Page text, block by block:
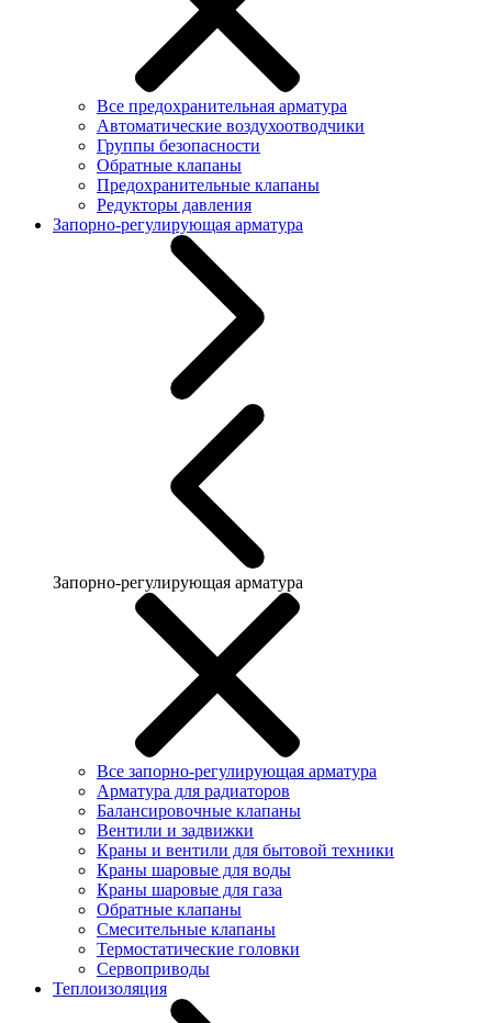
Все предохранительная арматура
Автоматические воздухоотводчики
Группы безопасности
Обратные клапаны
Предохранительные клапаны
Редукторы давления
Запорно-регулирующая арматура
Запорно-регулирующая арматура
Все запорно-регулирующая арматура
Арматура для радиаторов
Балансировочные клапаны
Вентили и задвижки
Краны и вентили для бытовой техники
Краны шаровые для воды
Краны шаровые для газа
Обратные клапаны
Смесительные клапаны
Термостатические головки
Сервоприводы
Теплоизоляция